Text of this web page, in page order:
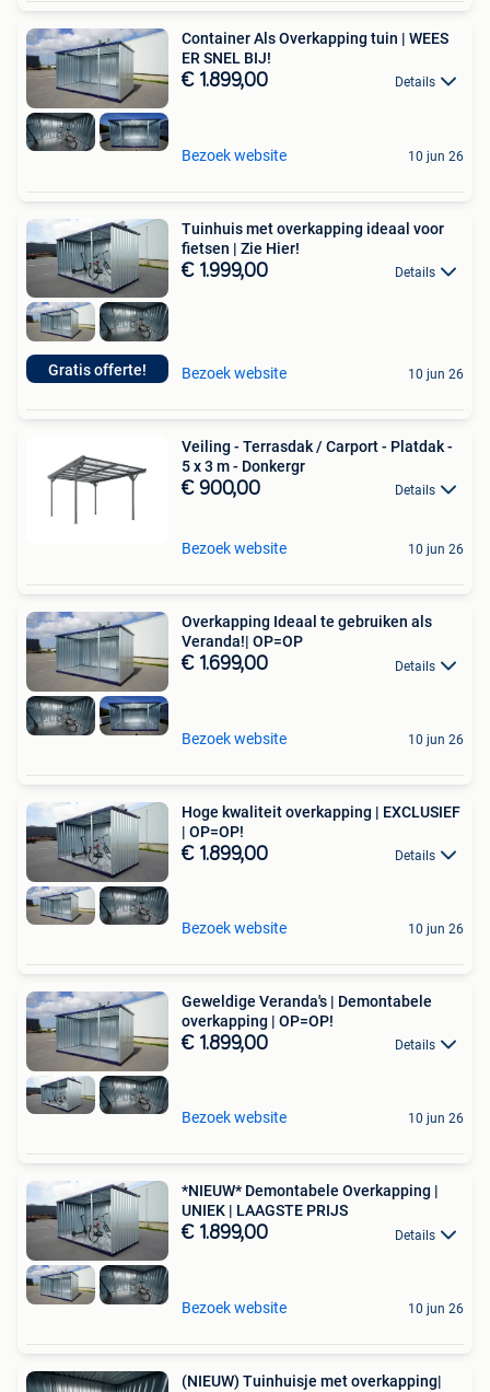
Container Als Overkapping tuin | WEES
ER SNEL BIJ!
€ 1.899,00 Details
Bezoek website 10 jun 26
Gratis offerte!
Tuinhuis met overkapping ideaal voor
fietsen | Zie Hier!
€ 1.999,00 Details
Bezoek website 10 jun 26
Veiling - Terrasdak / Carport - Platdak -
5 x 3 m - Donkergr
€ 900,00 Details
Bezoek website 10 jun 26
Overkapping Ideaal te gebruiken als
Veranda!| OP=OP
€ 1.699,00 Details
Bezoek website 10 jun 26
Hoge kwaliteit overkapping | EXCLUSIEF
| OP=OP!
€ 1.899,00 Details
Bezoek website 10 jun 26
Geweldige Veranda's | Demontabele
overkapping | OP=OP!
€ 1.899,00 Details
Bezoek website 10 jun 26
*NIEUW* Demontabele Overkapping |
UNIEK | LAAGSTE PRIJS
€ 1.899,00 Details
Bezoek website 10 jun 26
(NIEUW) Tuinhuisje met overkapping|